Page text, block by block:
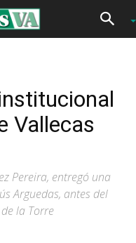
Vallecas
Pereira, entregó una
Arguedas, antes del
la Torre